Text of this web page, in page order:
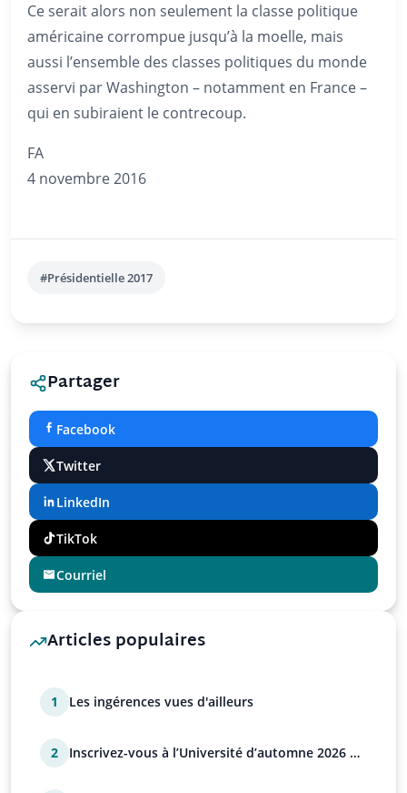
Ce serait alors non seulement la classe politique
américaine corrompue jusqu’à la moelle, mais
aussi l’ensemble des classes politiques du monde
asservi par Washington – notamment en France –
qui en subiraient le contrecoup.
FA
4 novembre 2016
#Présidentielle 2017
Partager
Facebook
Twitter
LinkedIn
TikTok
Courriel
Articles populaires
1 Les ingérences vues d'ailleurs
2
Inscrivez-vous à l’Université d’automne 2026 de